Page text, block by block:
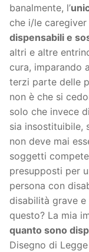
banalmente, l’
che i/le
dispensabili e
altri e altre
cura, imparando a
terzi parte delle
non è che si
solo che invece
sia insostituibile,
non deve mai
soggetti
presupposti per
persona con
disabilità grave
questo? La mia
quanto sono
Disegno di